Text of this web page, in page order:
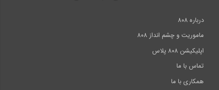
درباره ۸۰۸
ماموریت و چشم انداز ۸۰۸
اپلیکیشن ۸۰۸ پلاس
تماس با ما
همکاری با ما